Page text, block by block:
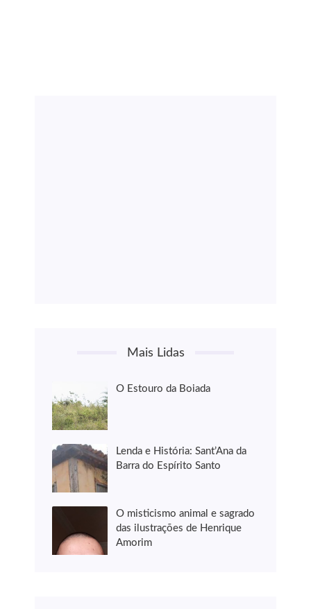
Mais Lidas
O Estouro da Boiada
Lenda e História: Sant’Ana da
Barra do Espírito Santo
O misticismo animal e sagrado
das ilustrações de Henrique
Amorim